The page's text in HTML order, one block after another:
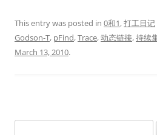
This entry was posted in 0和1,打工日记
Godson-T, pFind,Trace,动态链接,持续
March 13, 2010.